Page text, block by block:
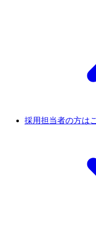
採用担当者の方は